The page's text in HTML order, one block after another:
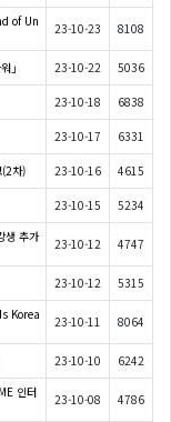
of Un
23-10-23 8108
」 23-10-22 5036
23-10-18 6838
23-10-17 6331
(2차) 23-10-16 4615
23-10-15 5234
생 추가
23-10-12 4747
23-10-12 5315
Korea
23-10-11 8064
23-10-10 6242
인터
23-10-08 4786